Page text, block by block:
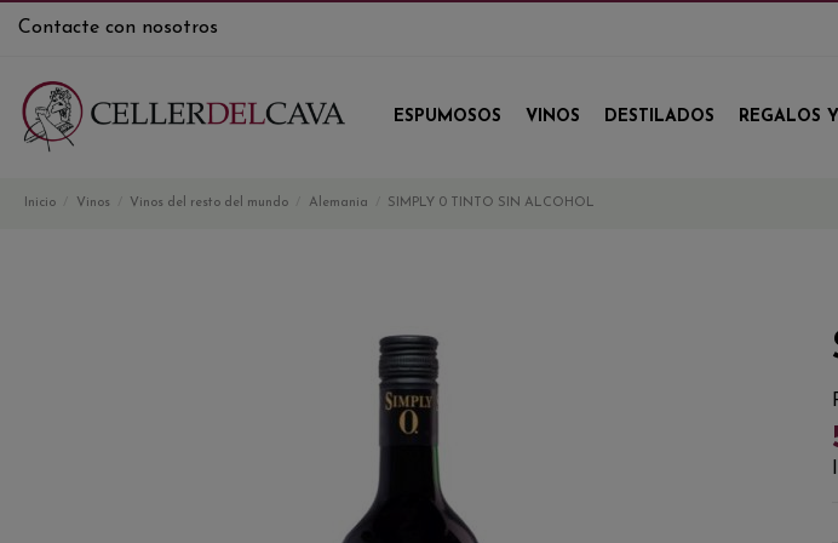
Contacte con nosotros
ESPUMOSOS VINOS DESTILADOS REGALOS
Inicio Vinos Vinos del resto del mundo Alemania SIMPLY 0 TINTO SIN ALCOHOL